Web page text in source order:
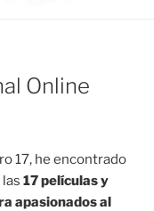
Online
17, he encontrado
17 películas y
apasionados al